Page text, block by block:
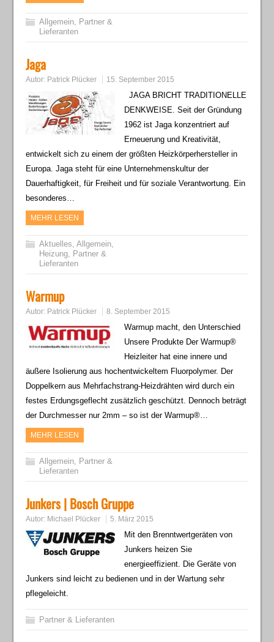
Allgemein, Partner &
Lieferanten
Jaga
Autor: Patrick Plücker 15. September 2015
JAGA BRICHT TRADITIONELLE
DENKWEISE. Seit der Gründung
1962 ist Jaga konzentriert auf
Erneuerung und Kreativität,
entwickelt sich zu einem der größten Heizkörperhersteller in
Europa. Jaga steht für eine Unternehmenskultur der
Dauerhaftigkeit, für Freiheit und für soziale Verantwortung. Ein
besonderes…
MEHR LESEN
Aktuelles,Allgemein,
Heizung, Partner &
Lieferanten
Warmup
Autor: Patrick Plücker 8. September 2015
Warmup macht, den Unterschied
Unsere Produkte Der Warmup®
Heizleiter hat eine innere und
äußere Isolierung aus hochentwickeltem Fluorpolymer. Der
Doppelkern aus Mehrfachstrang-Heizdrähten wird durch ein
festes Erdungsgeflecht zusätzlich geschützt. Dennoch beträgt
der Durchmesser nur 2mm – so ist der Warmup®…
MEHR LESEN
Allgemein, Partner &
Lieferanten
Junkers | Bosch Gruppe
Autor: Michael Plücker 5. März 2015
Mit den Brenntwertgeräten von
Junkers heizen Sie
energieeffizient. Die Geräte von
Junkers sind leicht zu bedienen und in der Wartung sehr
pflegeleicht.
Partner & Lieferanten